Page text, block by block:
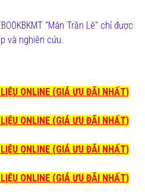
"Mân Trần Lê" chỉ được
và nghiên cứu.
ONLINE (GIÁ ƯU ĐÃI NHẤT)
ONLINE (GIÁ ƯU ĐÃI NHẤT)
ONLINE (GIÁ ƯU ĐÃI NHẤT)
ONLINE (GIÁ ƯU ĐÃI NHẤT)